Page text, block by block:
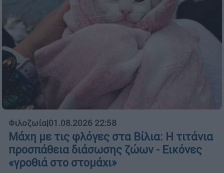
Φιλοζωία|01.08.2026 22:58
Μάχη με τις φλόγες στα Βίλια: Η τιτάνια
προσπάθεια διάσωσης ζώων - Εικόνες
«γροθιά στο στομάχι»